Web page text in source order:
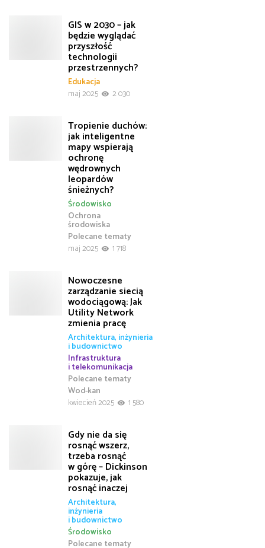
GIS w 2030 – jak
będzie wyglądać
przyszłość
technologii
przestrzennych?
Edukacja
maj 2025
2 030
Tropienie duchów:
jak inteligentne
mapy wspierają
ochronę
wędrownych
leopardów
śnieżnych?
Ochrona
środowiska
Polecane tematy
Środowisko
maj 2025 1 718
Nowoczesne
zarządzanie siecią
wodociągową: Jak
Utility Network
zmienia pracę
Architektura, inżynieria
i budownictwo
Infrastruktura
i telekomunikacja
Polecane tematy
Wod-kan
kwiecień 2025
1 580
Gdy nie da się
rosnąć wszerz,
trzeba rosnąć
w górę – Dickinson
pokazuje, jak
rosnąć inaczej
Architektura,
inżynieria
i budownictwo
Polecane tematy
Środowisko